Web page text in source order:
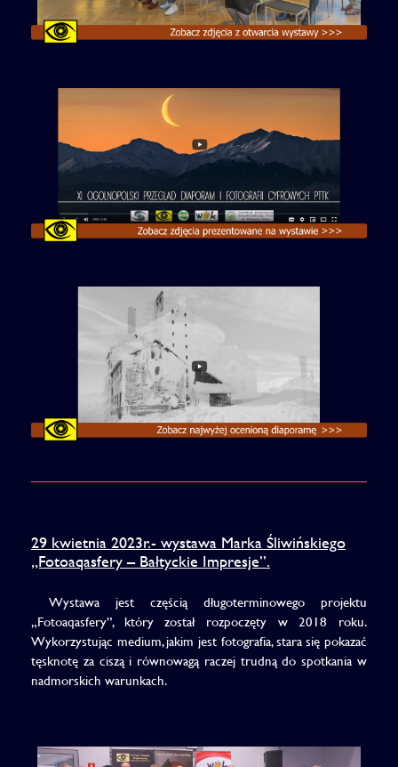
29 kwietnia 2023r.- wystawa Marka Śliwińskiego
„Fotoaqasfery – Bałtyckie Impresje”.
Wystawa jest częścią długoterminowego projektu
„Fotoaqasfery”, który został rozpoczęty w 2018 roku.
Wykorzystując medium, jakim jest fotografia, stara się pokazać
tęsknotę za ciszą i równowagą raczej trudną do spotkania w
nadmorskich warunkach.